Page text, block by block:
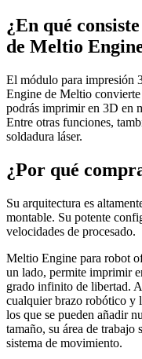
¿En qué
de Meltio
El módulo para impresión
Engine de Meltio
podrás imprimir en 3D en
Entre otras funciones,
soldadura láser.
¿Por qué
Su arquitectura es
montable. Su potente
velocidades de procesado.
Meltio Engine para robot
un lado, permite imprimir
grado infinito de libertad.
cualquier brazo robótico y
los que se pueden añadir
tamaño, su área de trabajo
sistema de movimiento.